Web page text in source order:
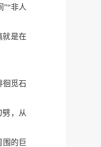
非人
就是在
徊觅石
劈，从
的巨